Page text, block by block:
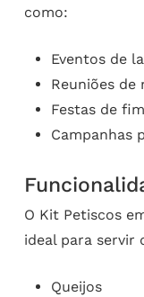
como:
Eventos de
Reuniões de
Festas de
Campanhas
O Kit Petiscos
ideal para servir
Queijos